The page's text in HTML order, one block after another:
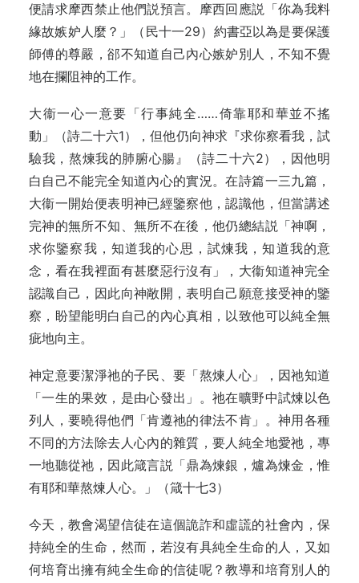
便請求摩西禁止他們説預言。摩西回應説「你為我料
緣故嫉妒人麼？」（民十一29）約書亞以為是要保護
師傅的尊嚴，郤不知道自己內心嫉妒別人，不知不覺
地在攔阻神的工作。
大衞一心一意要「行事純全……倚靠耶和華並不搖
動」（詩二十六1），但他仍向神求『求你察看我，試
驗我，熬煉我的肺腑心腸』（詩二十六2），因他明
白自己不能完全知道內心的實況。在詩篇一三九篇，
大衞一開始便表明神已經鑒察他，認識他，但當講述
完神的無所不知、無所不在後，他仍總結説「神啊，
求你鑒察我，知道我的心思，試煉我，知道我的意
念，看在我裡面有甚麼惡行沒有」，大衞知道神完全
認識自己，因此向神敞開，表明自己願意接受神的鑒
察，盼望能明白自己的內心真相，以致他可以純全無
疵地向主。
神定意要潔淨祂的子民、要「熬煉人心」，因祂知道
「一生的果效，是由心發出」。祂在曠野中試煉以色
列人，要曉得他們「肯遵祂的律法不肯」。神用各種
不同的方法除去人心內的雜質，要人純全地愛祂，專
一地聽從祂，因此箴言説「鼎為煉銀，爐為煉金，惟
有耶和華熬煉人心。」（箴十七3）
今天，教會渴望信徒在這個詭詐和虛謊的社會內，保
持純全的生命，然而，若沒有具純全生命的人，又如
何培育出擁有純全生命的信徒呢？教導和培育別人的